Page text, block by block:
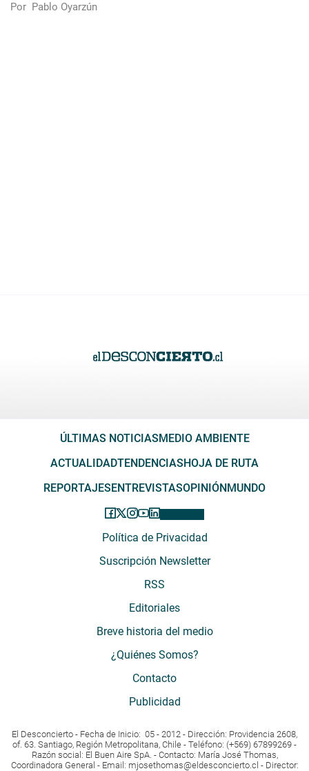
Por Pablo Oyarzún
ÚLTIMAS NOTICIASMEDIO AMBIENTE
ACTUALIDADTENDENCIASHOJA DE RUTA
REPORTAJESENTREVISTASOPINIÓNMUNDO
Política de Privacidad
Suscripción Newsletter
RSS
Editoriales
Breve historia del medio
¿Quiénes Somos?
Contacto
Publicidad
El Desconcierto - Fecha de Inicio: 05 - 2012 - Dirección: Providencia 2608,
of. 63. Santiago, Región Metropolitana, Chile - Teléfono: (+569) 67899269 -
Razón social: El Buen Aire SpA. - Contacto: María José Thomas,
Coordinadora General - Email: mjosethomas@eldesconcierto.cl - Director: